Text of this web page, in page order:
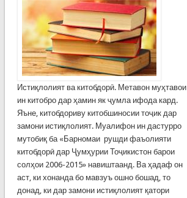
Истиқлолият ва китобдорӣ. Метавон муҳтавои
ин китобро дар ҳамин як ҷумла ифода кард.
Яъне, китобдориву китобшиносии тоҷик дар
замони истиқлолият. Муалифон ин дастурро
мутобиқ ба «Барномаи рушди фаъолияти
китобдорӣ дар Ҷумҳурии Тоҷикистон барои
солҳои 2006-2015» навиштаанд. Ва ҳадаф он
аст, ки хонанда бо мавзуъ ошно бошад, то
донад, ки дар замони истиқлолият қатори